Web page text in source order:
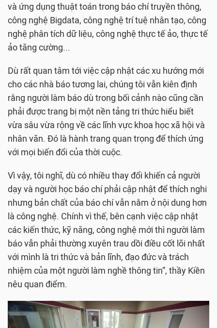
và ứng dụng thuật toán trong báo chí truyền thông,
công nghệ Bigdata, công nghệ trí tuệ nhân tạo, công
nghệ phân tích dữ liệu, công nghệ thực tế ảo, thực tế
ảo tăng cường...
Dù rất quan tâm tới việc cập nhật các xu hướng mới
cho các nhà báo tương lai, chúng tôi vẫn kiên định
rằng người làm báo dù trong bối cảnh nào cũng cần
phải được trang bị một nền tảng tri thức hiểu biết
vừa sâu vừa rộng về các lĩnh vực khoa học xã hội và
nhân văn. Đó là hành trang quan trọng để thích ứng
với mọi biến đổi của thời cuộc.
Vì vậy, tôi nghĩ, dù có nhiều thay đổi khiến cả người
dạy và người học báo chí phải cập nhật để thích nghi
nhưng bản chất của báo chí vẫn nằm ở nội dung hơn
là công nghệ. Chính vì thế, bên cạnh việc cập nhật
các kiến thức, kỹ năng, công nghệ mới thì người làm
báo vẫn phải thường xuyên trau dồi điều cốt lõi nhất
với mình là tri thức và bản lĩnh, đạo đức và trách
nhiệm của một người làm nghề thông tin”, thầy Kiền
nêu quan điểm.